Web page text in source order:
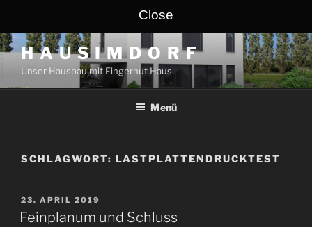
Close
Zum
Inhalt
springen
H A U S I M D O R F
Unser Hausbau mit Fingerhut Haus
Menü
SCHLAGWORT: LASTPLATTENDRUCKTEST
VERÖFFENTLICHT
AM
23. APRIL 2019
Feinplanum und Schluss